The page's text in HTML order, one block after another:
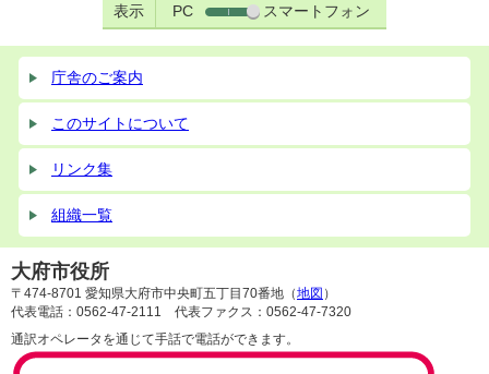
表示 PC スマートフォン
庁舎のご案内
このサイトについて
リンク集
組織一覧
大府市役所
〒474-8701 愛知県大府市中央町五丁目70番地（地図 ）
代表電話：0562-47-2111 代表ファクス：0562-47-7320
通訳オペレータを通じて手話で電話ができます。